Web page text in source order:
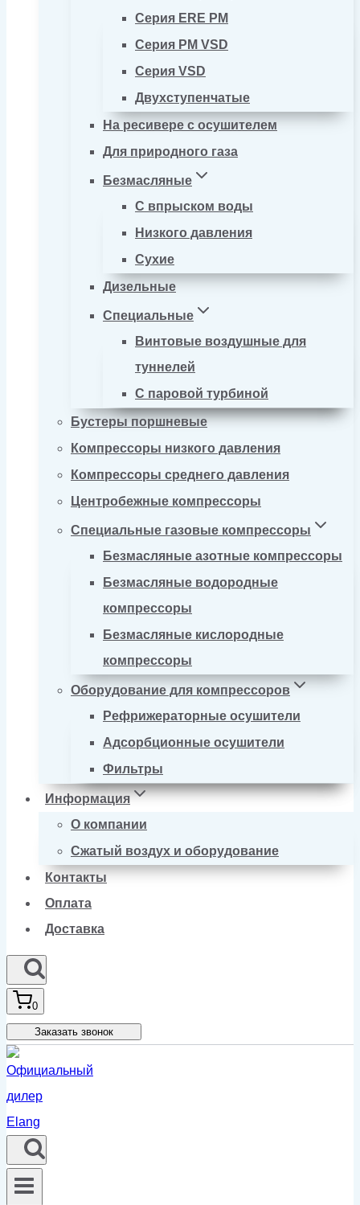
Серия ERE PM
Серия PM VSD
Серия VSD
Двухступенчатые
На ресивере с осушителем
Для природного газа
Безмасляные
С впрыском воды
Низкого давления
Сухие
Дизельные
Специальные
Винтовые воздушные для
туннелей
С паровой турбиной
Бустеры поршневые
Компрессоры низкого давления
Компрессоры среднего давления
Центробежные компрессоры
Специальные газовые компрессоры
Безмасляные азотные компрессоры
Безмасляные водородные
компрессоры
Безмасляные кислородные
компрессоры
Оборудование для компрессоров
Рефрижераторные осушители
Адсорбционные осушители
Фильтры
Информация
О компании
Сжатый воздух и оборудование
Контакты
Оплата
Доставка
0
Заказать звонок